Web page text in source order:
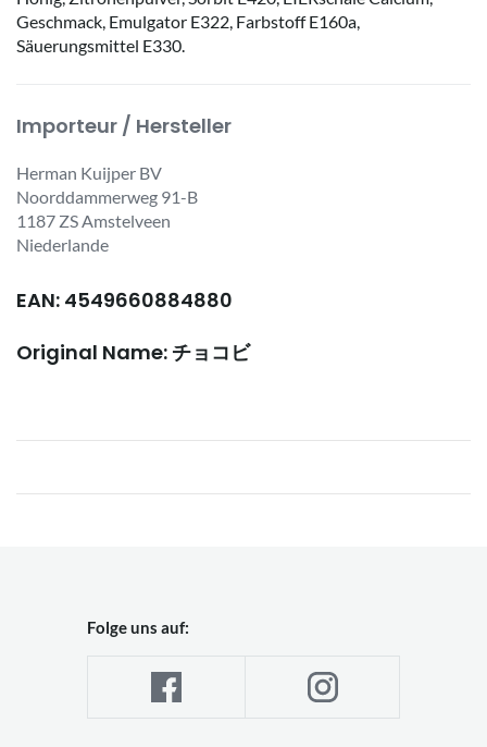
Geschmack, Emulgator E322, Farbstoff E160a,
Säuerungsmittel E330.
Importeur / Hersteller
Herman Kuijper BV
Noorddammerweg 91-B
1187 ZS Amstelveen
Niederlande
EAN: 4549660884880
Original Name: チョコビ
Folge uns auf: